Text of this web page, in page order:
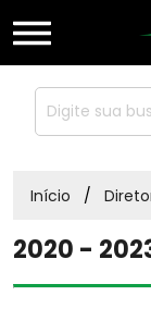
Início
2020 -